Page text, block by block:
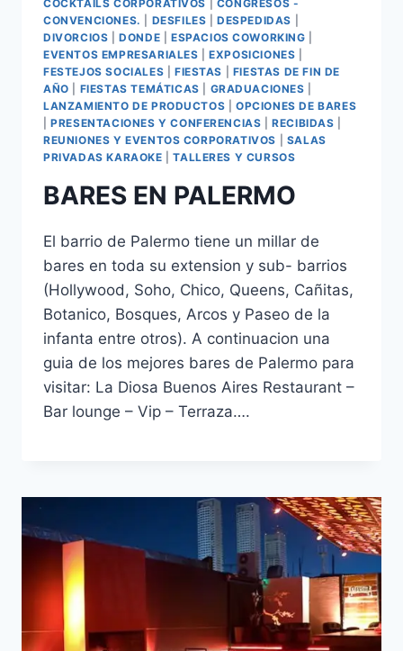
COCKTAILS CORPORATIVOS
CONGRESOS -
CONVENCIONES.
DESFILES |DESPEDIDAS
DIVORCIOS |DONDE ESPACIOS COWORKING
EVENTOS EMPRESARIALES |EXPOSICIONES
FESTEJOS SOCIALES
FIESTAS
FIESTAS DE FIN DE
AÑO
FIESTAS TEMÁTICAS GRADUACIONES
LANZAMIENTO DE PRODUCTOS |OPCIONES DE BARES
|PRESENTACIONES Y CONFERENCIAS |RECIBIDAS
REUNIONES Y EVENTOS CORPORATIVOS
SALAS
PRIVADAS KARAOKE |TALLERES Y CURSOS
BARES EN PALERMO
El barrio de Palermo tiene un millar de
bares en toda su extension y sub- barrios
(Hollywood, Soho, Chico, Queens, Cañitas,
Botanico, Bosques, Arcos y Paseo de la
infanta entre otros). A continuacion una
guia de los mejores bares de Palermo para
visitar: La Diosa Buenos Aires Restaurant –
Bar lounge – Vip – Terraza….